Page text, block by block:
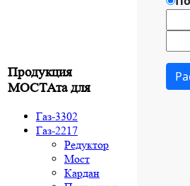
Продукция
МОСТАта для
Газ-3302
Газ-2217
Редуктор
Мост
Кардан